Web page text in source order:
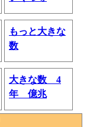
もっと大きな
数
大きな数 4
年 億兆